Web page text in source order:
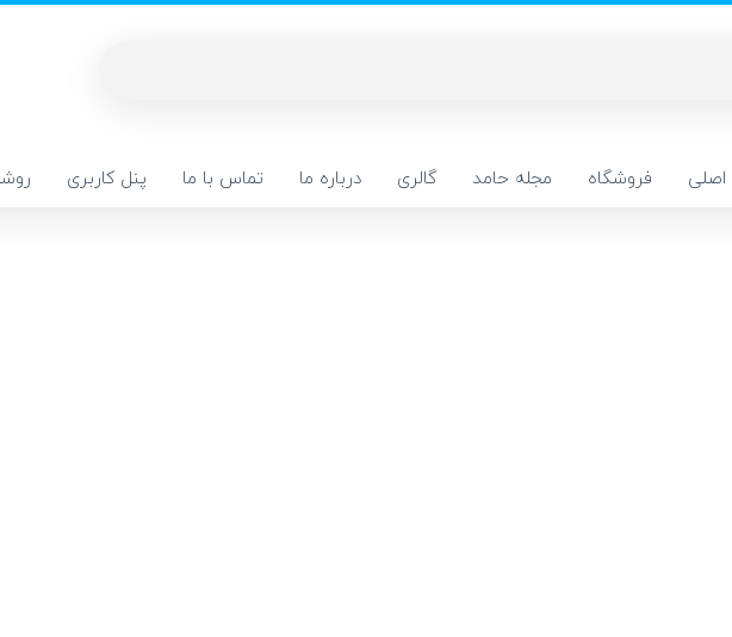
فروشگاه مجله حامد گالری درباره ما تماس با ما پنل کاربری